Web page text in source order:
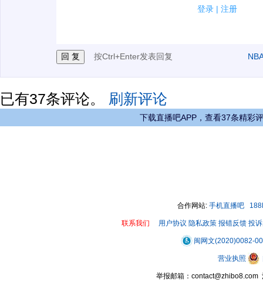
登录 | 注册
按Ctrl+Enter发表回复
已有37条评论。 刷新评论
下载直播吧APP，查看37条精彩
合作网站: 手机直播吧
联系我们 用户协议 隐私政策 报错反馈 投
闽网文(2020)0082-
营业执照
举报邮箱：